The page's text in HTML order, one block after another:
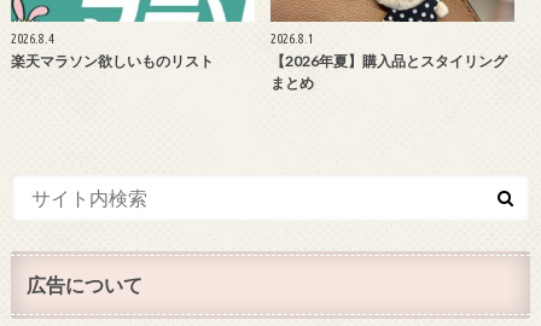
2026.8.4
楽天マラソン欲しいものリスト
2026.8.1
【2026年夏】購入品とスタイリング
まとめ
広告について